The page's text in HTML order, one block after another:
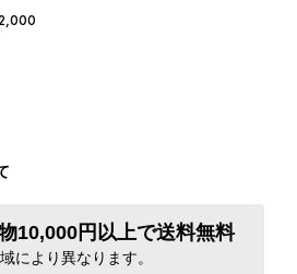
10,000円以上で送料無料
により異なります。